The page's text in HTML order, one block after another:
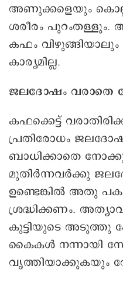
അണുക്കളെയും
ശരീരം
കഫം വിഴുങ്ങിയാലും
കാര്യമില്ല.
ജലദോഷം വരാതെ
കഫക്കെട്ട്
പ്രതിരോധം
ബാധിക്കാതെ
മുതിർന്നവർക്കു
ഉണ്ടെങ്കിൽ അതു
ശ്രദ്ധിക്കണം.
കുട്ടിയുടെ അടുത്തു
കൈകൾ നന്നായി
വൃത്തിയാക്കുകയും